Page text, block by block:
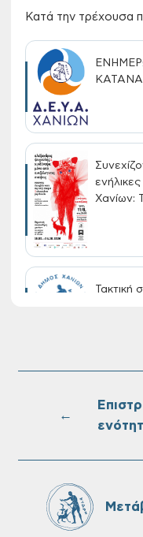
Κατά την τρέχουσα
Χανίων:
Τακτική
Πίνακες
Δήμου
←